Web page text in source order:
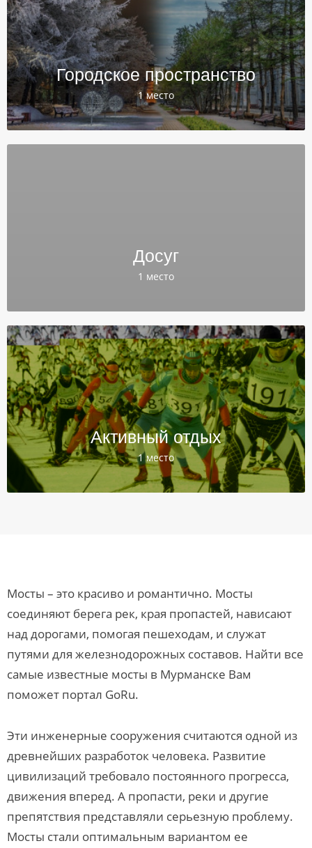
Городское пространство
1 место
Досуг
1 место
Активный отдых
1 место
Мосты – это красиво и романтично. Мосты
соединяют берега рек, края пропастей, нависают
над дорогами, помогая пешеходам, и служат
путями для железнодорожных составов. Найти все
самые известные мосты в Мурманске Вам
поможет портал GoRu.
Эти инженерные сооружения считаются одной из
древнейших разработок человека. Развитие
цивилизаций требовало постоянного прогресса,
движения вперед. А пропасти, реки и другие
препятствия представляли серьезную проблему.
Мосты стали оптимальным вариантом ее